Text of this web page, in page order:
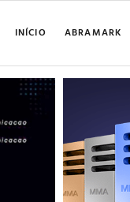
INÍCIO ABRAMARK